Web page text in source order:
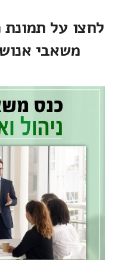
לחצו על תמונת
משאבי אנוש HRexpo2020